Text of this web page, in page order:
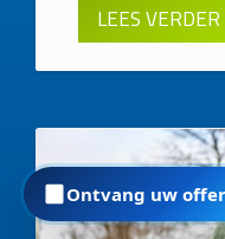
LEES VERDER
Ontvang uw
Ik ga akkoord dat
Prijzen zijn indicatief en
situatie. Offerte =